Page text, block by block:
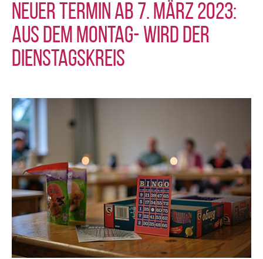
Neuer Termin ab 7. März 2023:
Aus dem Montag- wird der
Dienstagskreis